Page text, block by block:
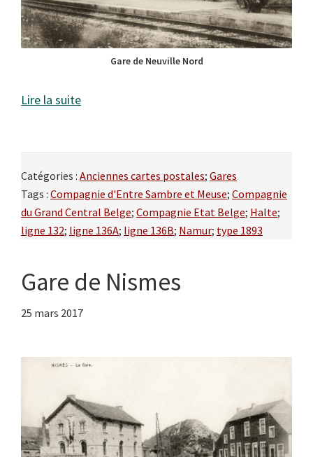
Gare de Neuville Nord
Lire la suite
Catégories : Anciennes cartes postales; Gares
Tags : Compagnie d'Entre Sambre et Meuse; Compagnie
du Grand Central Belge; Compagnie Etat Belge; Halte;
ligne 132; ligne 136A; ligne 136B; Namur; type 1893
Gare de Nismes
25 mars 2017